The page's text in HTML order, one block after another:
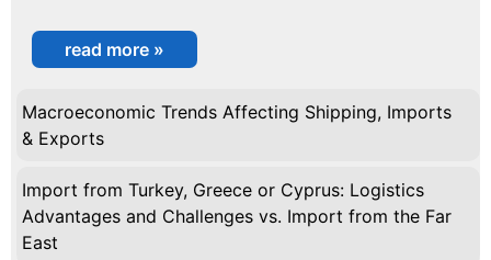
read more »
Macroeconomic Trends Affecting Shipping, Imports
& Exports
Import from Turkey, Greece or Cyprus: Logistics
Advantages and Challenges vs. Import from the Far
East